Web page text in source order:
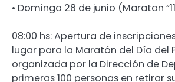
•⁠ ⁠Domingo 28 de junio (Maraton
08:00 hs: Apertura de
lugar para la Maratón del Día del
organizada por la Dirección de
primeras 100 personas en retirar